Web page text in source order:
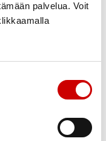
palvelua. Voit
toimintoja
yksilöille.
terveydestä ja
aikaisemmin ja